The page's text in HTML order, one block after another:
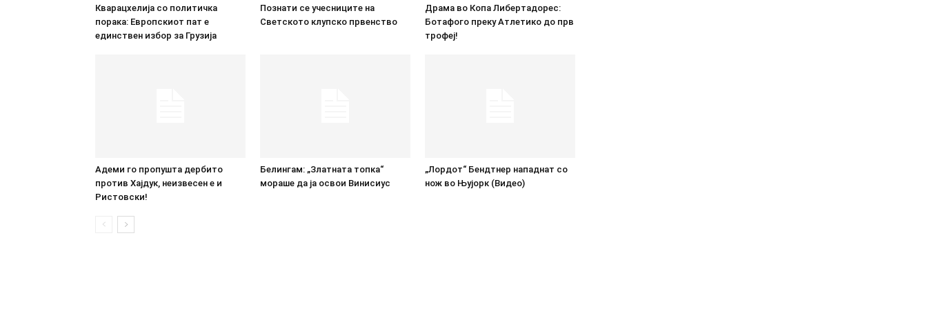
Кварацхелија со политичка
порака: Европскиот пат е
единствен избор за Грузија
Познати се учесниците на
Светското клупско првенство
Драма во Копа Либертадорес:
Ботафого преку Атлетико до прв
трофеј!
Адеми го пропушта дербито
против Хајдук, неизвесен е и
Ристовски!
Белингам: „Златната топка“
мораше да ја освои Винисиус
„Лордот“ Бендтнер нападнат со
нож во Њујорк (Видео)